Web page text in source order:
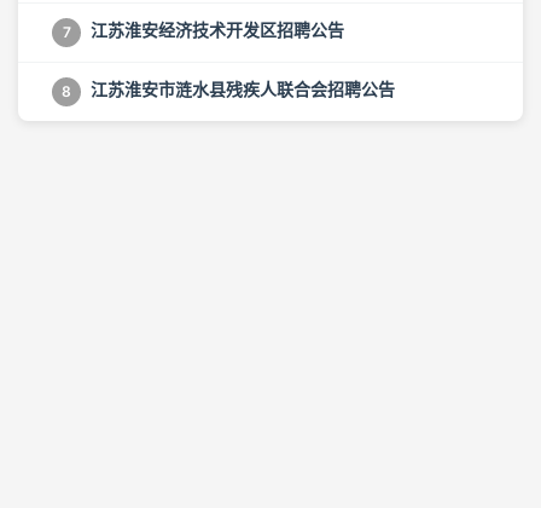
7 江苏淮安经济技术开发区招聘公告
8 江苏淮安市涟水县残疾人联合会招聘公告